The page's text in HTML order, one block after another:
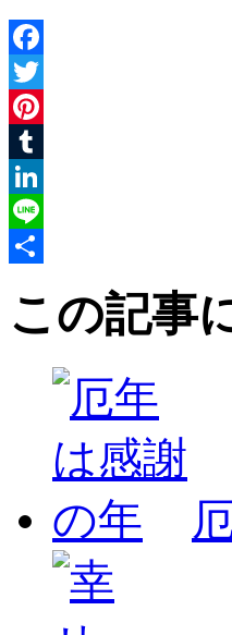
Facebook
Twitter
Pinterest
Tumblr
LinkedIn
Line
この記事